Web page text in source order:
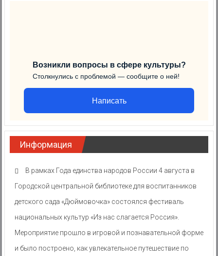
Возникли вопросы в сфере культуры?
Столкнулись с проблемой — сообщите о ней!
Написать
Информация
В рамках Года единства народов России 4 августа в
Городской центральной библиотеке для воспитанников
детского сада «Дюймовочка» состоялся фестиваль
национальных культур «Из нас слагается Россия».
Мероприятие прошло в игровой и познавательной форме
и было построено, как увлекательное путешествие по